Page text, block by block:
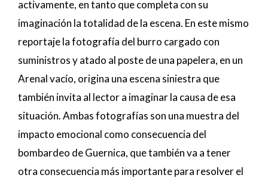
activamente, en tanto que completa con su
imaginación la totalidad de la escena. En este mismo
reportaje la fotografía del burro cargado con
suministros y atado al poste de una papelera, en un
Arenal vacío, origina una escena siniestra que
también invita al lector a imaginar la causa de esa
situación. Ambas fotografías son una muestra del
impacto emocional como consecuencia del
bombardeo de Guernica, que también va a tener
otra consecuencia más importante para resolver el